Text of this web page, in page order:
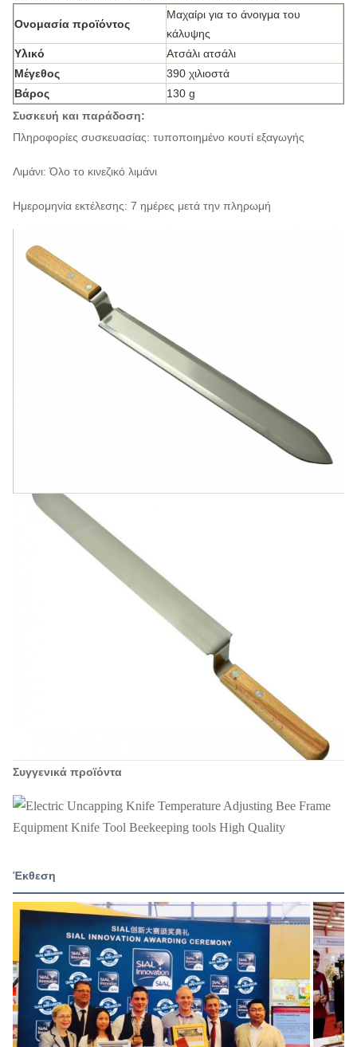
Ονομασία προϊόντος
Μαχαίρι για το άνοιγμα του
κάλυψης
Υλικό
Ατσάλι ατσάλι
Μέγεθος
390 χιλιοστά
Βάρος
130 g
Συσκευή και παράδοση:
Πληροφορίες συσκευασίας: τυποποιημένο κουτί εξαγωγής
Λιμάνι: Όλο το κινεζικό λιμάνι
Ημερομηνία εκτέλεσης: 7 ημέρες μετά την πληρωμή
Συγγενικά προϊόντα
Έκθεση